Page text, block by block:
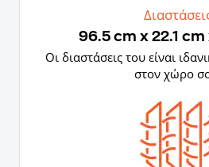
96.5 cm x 22.1 cm
Οι διαστάσεις του είναι
στον χώρο